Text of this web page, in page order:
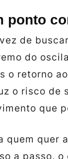
ponto
de
do
o retorno
o risco de
que
quem quer
a passo, o